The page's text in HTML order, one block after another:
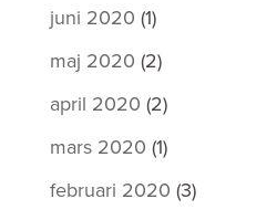
juni 2020 (1)
maj 2020 (2)
april 2020 (2)
mars 2020 (1)
februari 2020 (3)